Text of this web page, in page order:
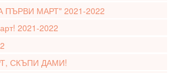
МАРТ" 2021-2022
2021-2022
СКЪПИ ДАМИ!